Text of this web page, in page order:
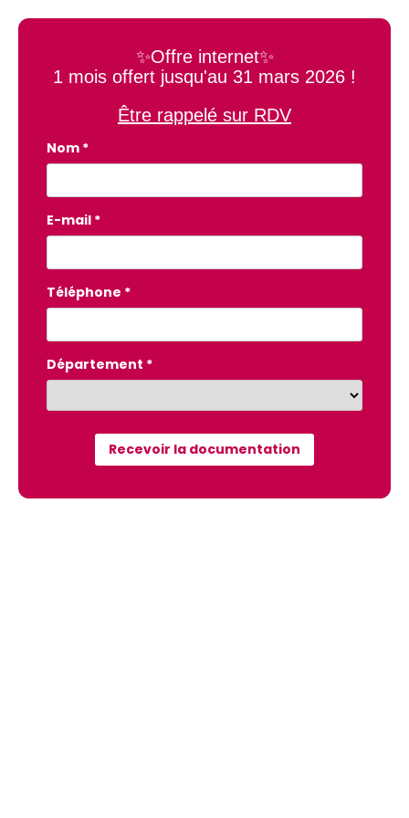
✨Offre internet✨
1 mois offert jusqu'au 31 mars 2026 !
Être rappelé sur RDV
Nom *
E-mail *
Téléphone *
Département *